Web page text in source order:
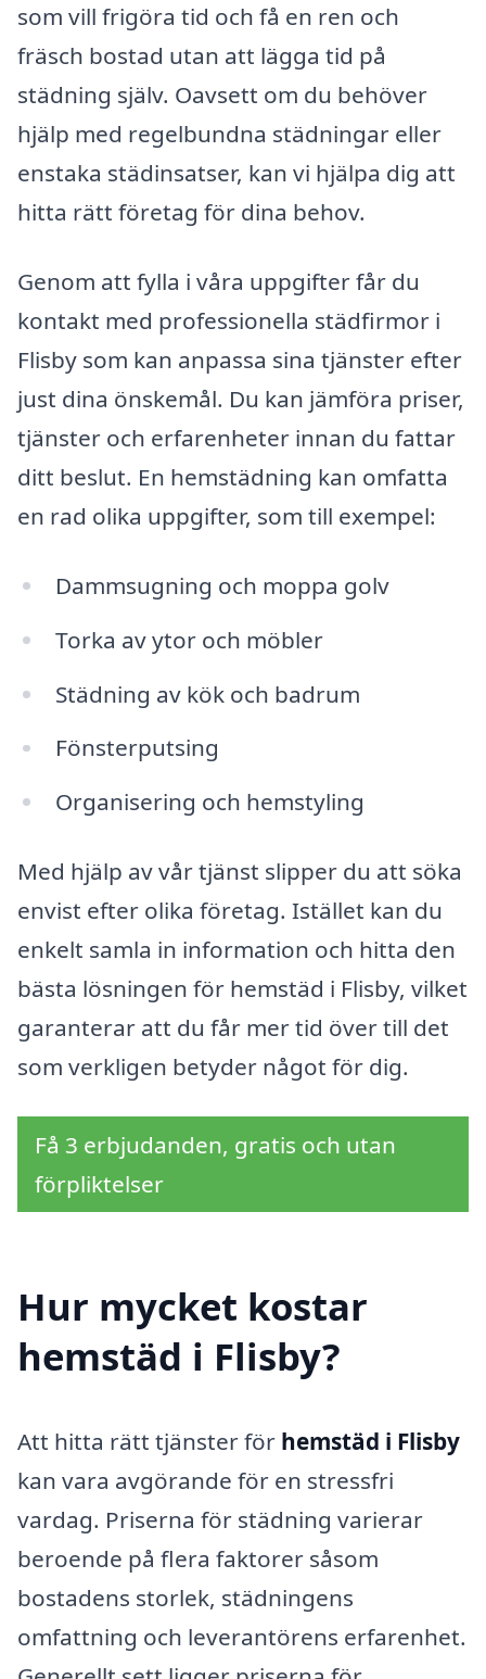
som vill frigöra tid och få en ren och
fräsch bostad utan att lägga tid på
städning själv. Oavsett om du behöver
hjälp med regelbundna städningar eller
enstaka städinsatser, kan vi hjälpa dig att
hitta rätt företag för dina behov.
Genom att fylla i våra uppgifter får du
kontakt med professionella städfirmor i
Flisby som kan anpassa sina tjänster efter
just dina önskemål. Du kan jämföra priser,
tjänster och erfarenheter innan du fattar
ditt beslut. En hemstädning kan omfatta
en rad olika uppgifter, som till exempel:
Dammsugning och moppa golv
Torka av ytor och möbler
Städning av kök och badrum
Fönsterputsing
Organisering och hemstyling
Med hjälp av vår tjänst slipper du att söka
envist efter olika företag. Istället kan du
enkelt samla in information och hitta den
bästa lösningen för hemstäd i Flisby, vilket
garanterar att du får mer tid över till det
som verkligen betyder något för dig.
Få 3 erbjudanden, gratis och utan
förpliktelser
Hur mycket kostar
hemstäd i Flisby?
Att hitta rätt tjänster för hemstäd i Flisby
kan vara avgörande för en stressfri
vardag. Priserna för städning varierar
beroende på flera faktorer såsom
bostadens storlek, städningens
omfattning och leverantörens erfarenhet.